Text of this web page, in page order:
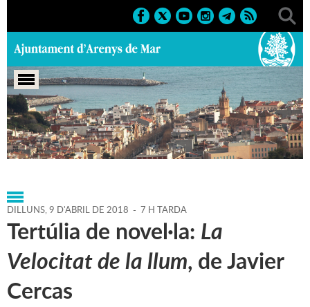
Portada > Regidories > Cultura > Biblioteca P. Fidel
Fita > Agenda > 09-04-2018
DILLUNS,9 D'ABRIL DE 2018 - 7 H TARDA
Tertúlia de novel·la: La
Velocitat de la llum, de Javier
Cercas